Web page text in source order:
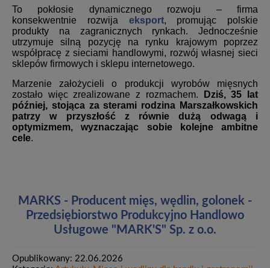
To pokłosie dynamicznego rozwoju – firma
konsekwentnie rozwija eksport, promując polskie
produkty na zagranicznych rynkach. Jednocześnie
utrzymuje silną pozycję na rynku krajowym poprzez
współpracę z sieciami handlowymi, rozwój własnej sieci
sklepów firmowych i sklepu internetowego.
Marzenie założycieli o produkcji wyrobów mięsnych
zostało więc zrealizowane z rozmachem.
Dziś, 35 lat
później, stojąca za sterami rodzina Marszałkowskich
patrzy w przyszłość z równie dużą odwagą i
optymizmem, wyznaczając sobie kolejne ambitne
cele.
MARKS - Producent mięs, wędlin, golonek -
Przedsiębiorstwo Produkcyjno Handlowo
Usługowe "MARK'S" Sp. z o.o.
Opublikowany: 22.06.2026